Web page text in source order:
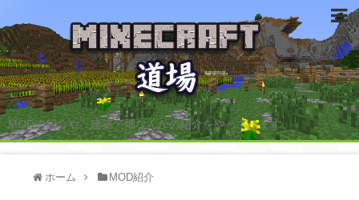
MODの紹介や、建築・畑なんかの紹介をやっています。
ホーム MOD紹介